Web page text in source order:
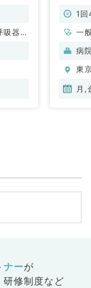
器内
老年
科系／
1
一
科
病
東
月,
ナーが
研修制度など